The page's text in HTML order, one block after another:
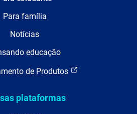
Para família
Notícias
educação
de Produtos
plataformas